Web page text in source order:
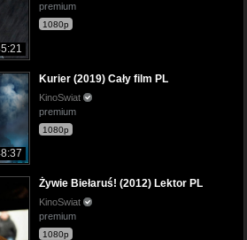
premium
1080p
Kurier (2019) Cały film PL
KinoSwiat
premium
1080p
Żywie Biełaruś! (2012) Lektor PL
KinoSwiat
premium
1080p